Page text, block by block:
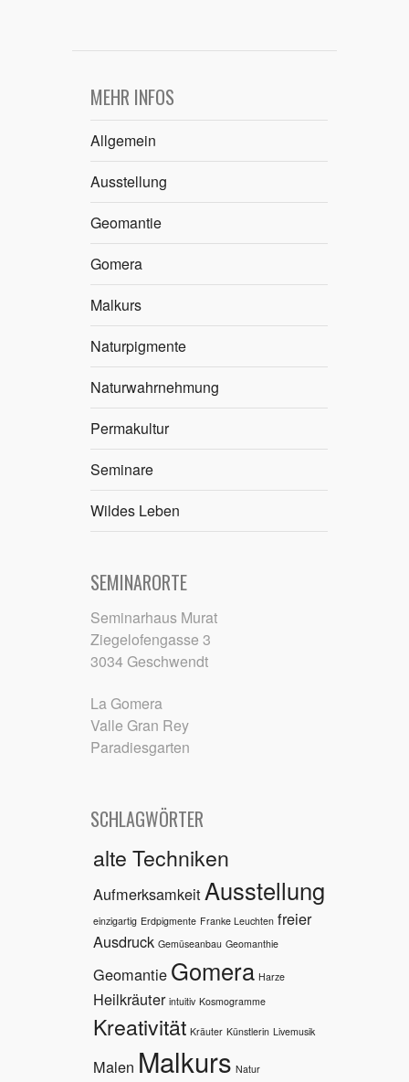
MEHR INFOS
Allgemein
Ausstellung
Geomantie
Gomera
Malkurs
Naturpigmente
Naturwahrnehmung
Permakultur
Seminare
Wildes Leben
SEMINARORTE
Seminarhaus Murat
Ziegelofengasse 3
3034 Geschwendt
La Gomera
Valle Gran Rey
Paradiesgarten
SCHLAGWÖRTER
alte Techniken
AufmerksamkeitAusstellung
einzigartig Erdpigmente Franke Leuchten freier
Ausdruck Gemüseanbau Geomanthie
Geomantie Gomera Harze
Heilkräuter intuitiv Kosmogramme
Kreativität Kräuter Künstlerin Livemusik
Malen Malkurs Natur